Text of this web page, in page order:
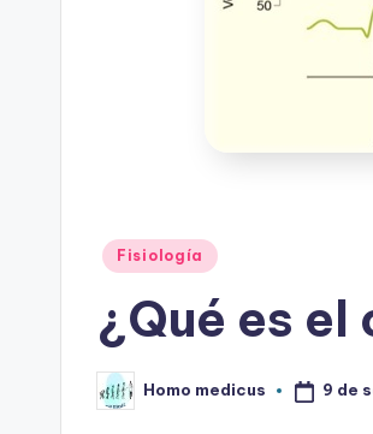
Publicado
Fisiología
¿Qué es
Publicado
por
Homo medicus 9 de